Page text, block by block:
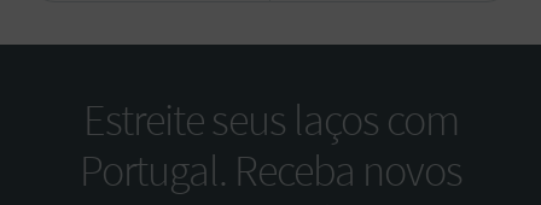
Estreite seus laços com
Portugal. Receba novos